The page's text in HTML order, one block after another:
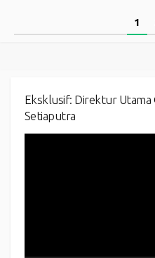
1
Eksklusif: Direktur Utama
Setiaputra